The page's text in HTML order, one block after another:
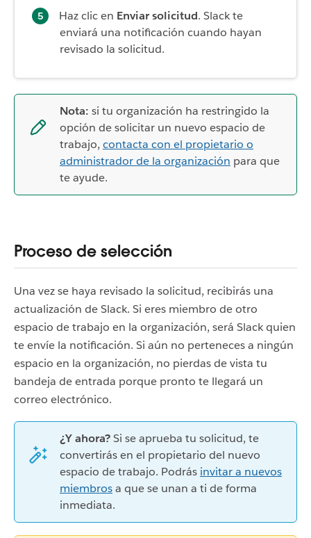
Haz clic en Enviar solicitud. Slack te
enviará una notificación cuando hayan
revisado la solicitud.
Nota: si tu organización ha restringido la
opción de solicitar un nuevo espacio de
trabajo, contacta con el propietario o
administrador de la organización para que
te ayude.
Proceso de selección
Una vez se haya revisado la solicitud, recibirás una
actualización de Slack. Si eres miembro de otro
espacio de trabajo en la organización, será Slack quien
te envíe la notificación. Si aún no perteneces a ningún
espacio en la organización, no pierdas de vista tu
bandeja de entrada porque pronto te llegará un
correo electrónico.
¿Y ahora?Si se aprueba tu solicitud, te
convertirás en el propietario del nuevo
espacio de trabajo. Podrás invitar a nuevos
miembrosa que se unan a ti de forma
inmediata.